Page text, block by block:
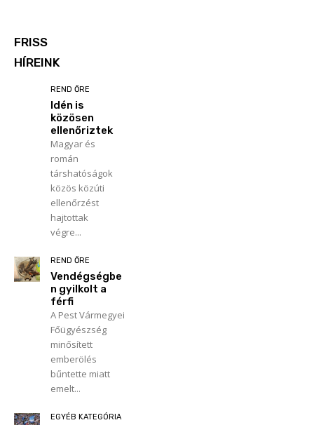
FRISS
HÍREINK
REND ŐRE
Idén is
közösen
ellenőriztek
Magyar és
román
társhatóságok
közös közúti
ellenőrzést
hajtottak
végre...
REND ŐRE
Vendégségbe
n gyilkolt a
férfi
A Pest Vármegyei
Főügyészség
minősített
emberölés
bűntette miatt
emelt...
EGYÉB KATEGÓRIA